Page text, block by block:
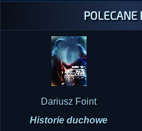
Dariusz Foint
Historie duchowe
przypadkowych...